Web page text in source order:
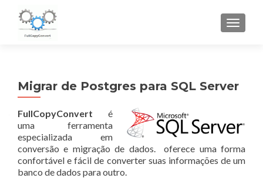
Migrar de Postgres para SQL Server
FullCopyConvert é
uma ferramenta
especializada em
conversão e migração de dados. oferece uma forma
confortável e fácil de converter suas informações de um
banco de dados para outro.